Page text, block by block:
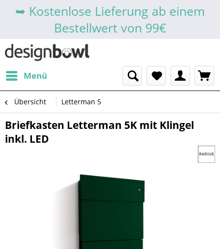
➥ Kostenlose Lieferung ab einem
Bestellwert von 99€
Menü
Übersicht Letterman 5
Briefkasten Letterman 5K mit Klingel
inkl. LED